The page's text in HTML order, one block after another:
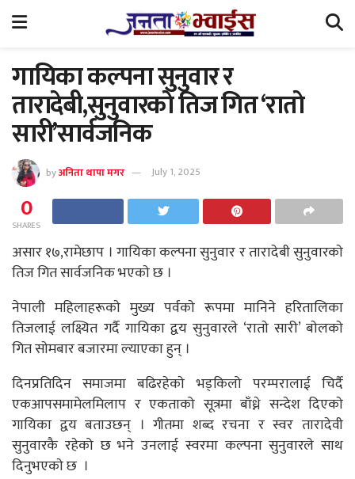
गायिका कल्पना सुनुवार र
तारादेबी,सुनुवारकाे तिज गित ‘राताे
सारी’सार्वजनिक
byअनिता थापा मगर July 1, 2025
0
SHARES
असार १७,रामेछाप । गायिका कल्पना सुनुवार र तारादेबी सुनुवारकाे
तिज गित सार्वजनिक भएकाे छ ।
नेपाली महिलाहरूकाे मुख्य पर्वकाे रूपमा मानिने हरितालिका
तिजलाई लक्ष्यित गर्दै गायिका द्वय सुनुवारले ‘राताे सारी’ बाेलकाे
गित साेमबार बजारमा ल्याएका हुन् ।
दिनप्रतिदिन समाजमा बढिरहेकाे भड्किलो परम्परालाई चिर्दै
एकआपसमामेलमिलाप र एकताको सूत्रमा बाँध्ने सन्देश दिएकाे
गायिका द्वय बताउछन् । गीतमा शब्द रचना र स्वर तारादेवी
सुनुवारकै रहेको छ भने उनलाई स्वरमा कल्पना सुनुवारले साथ
दिनुभएकाे छ ।